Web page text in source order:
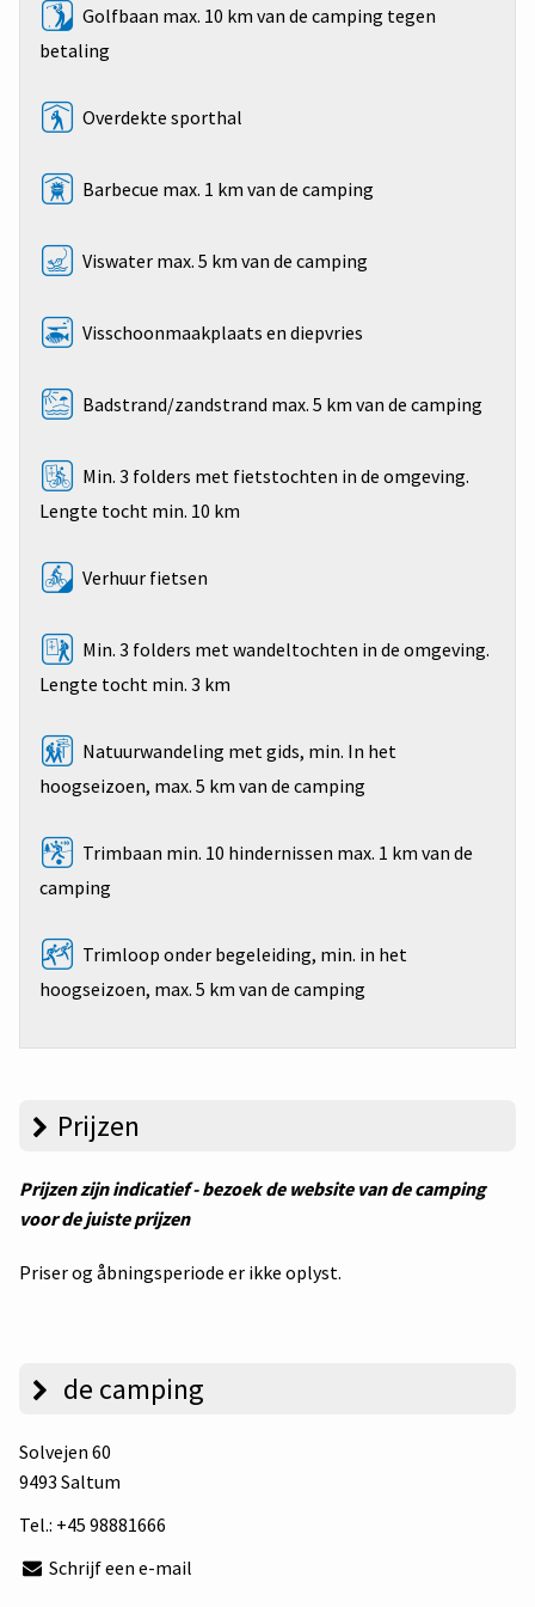
Golfbaan max. 10 km van de camping tegen
betaling
Overdekte sporthal
Barbecue max. 1 km van de camping
Viswater max. 5 km van de camping
Visschoonmaakplaats en diepvries
Badstrand/zandstrand max. 5 km van de camping
Min. 3 folders met fietstochten in de omgeving.
Lengte tocht min. 10 km
Verhuur fietsen
Min. 3 folders met wandeltochten in de omgeving.
Lengte tocht min. 3 km
Natuurwandeling met gids, min. In het
hoogseizoen, max. 5 km van de camping
Trimbaan min. 10 hindernissen max. 1 km van de
camping
Trimloop onder begeleiding, min. in het
hoogseizoen, max. 5 km van de camping
Prijzen
Prijzen zijn indicatief - bezoek de website van de camping
voor de juiste prijzen
Priser og åbningsperiode er ikke oplyst.
de camping
Solvejen 60
9493 Saltum
Tel.: +45 98881666
Schrijf een e-mail